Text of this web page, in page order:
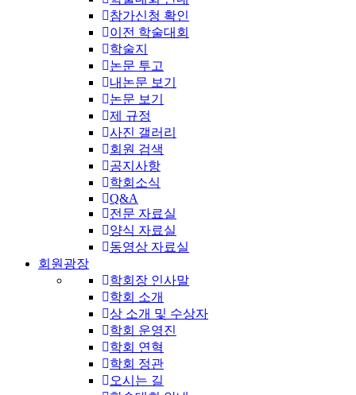
참가신청 확인
이전 학술대회
학술지
논문 투고
내논문 보기
논문 보기
제 규정
사진 갤러리
회원 검색
공지사항
학회소식
Q&A
전문 자료실
양식 자료실
동영상 자료실
회원광장
학회장 인사말
학회 소개
상 소개 및 수상자
학회 운영진
학회 연혁
학회 정관
오시는 길